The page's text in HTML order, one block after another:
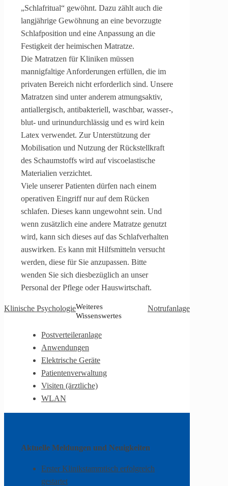
„Schlafritual“ gewöhnt. Dazu zählt auch die
langjährige Gewöhnung an eine bevorzugte
Schlafposition und eine Anpassung an die
Festigkeit der heimischen Matratze.
Die Matratzen für Kliniken müssen
mannigfaltige Anforderungen erfüllen, die im
privaten Bereich nicht erforderlich sind. Unsere
Matratzen sind unter anderem atmungsaktiv,
antiallergisch, antibakteriell, waschbar, wasser-,
blut- und urinundurchlässig und es wird kein
Latex verwendet. Zur Unterstützung der
Mobilisation und Nutzung der Rückstellkraft
des Schaumstoffs wird auf viscoelastische
Materialien verzichtet.
Viele unserer Patienten dürfen nach einem
operativen Eingriff nur auf dem Rücken
schlafen. Dieses kann ungewohnt sein. Und
wenn zusätzlich eine andere Matratze genutzt
wird, kann sich dieses auf das Schlafverhalten
auswirken. Es kann mit Hilfsmitteln versucht
werden, diese für Sie anzupassen. Bitte
wenden Sie sich diesbezüglich an unser
Personal der Pflege oder Hauswirtschaft.
Klinische Psychologie Notrufanlage
Weiteres
Wissenswertes
Postverteileranlage
Anwendungen
Elektrische Geräte
Patientenverwaltung
Visiten (ärztliche)
WLAN
Aktuelle Meldungen und Neuigkeiten
Erster Klinikstammtisch erfolgreich
gestartet